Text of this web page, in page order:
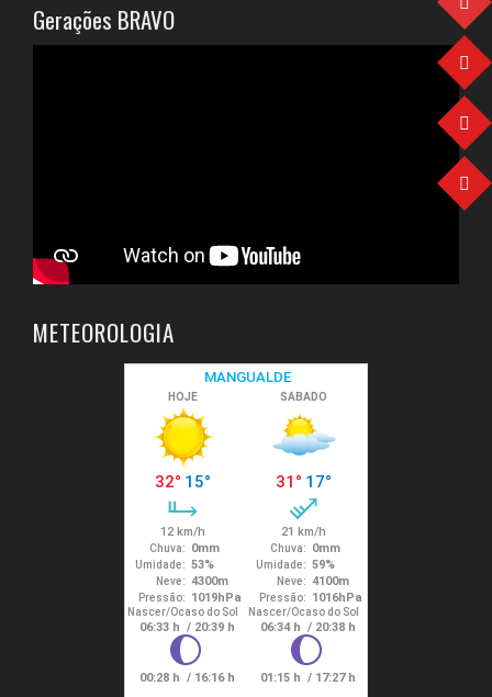
Gerações BRAVO
METEOROLOGIA